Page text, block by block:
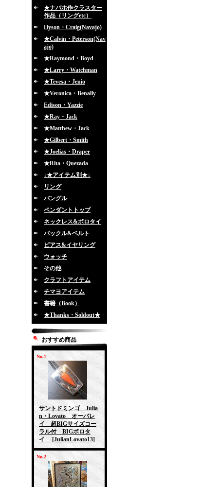
★ナバホ作クラスター
作品（リングetc）
Hyson・Craig(Navajo)
★Calvin・Peterson(Nav
ajo)
★Raymond・Boyd
★Larry・Watchman
★Tevesa・Jenio
★Veronica・Benally
Edison・Yazzie
★Ray・Jack
★Matthew・Jack
★Gilbert・Smith
★Joelias・Draper
★Rita・Quezada
↓★アイテム別★↓
リング
バングル
ペンダントトップ
ネックレス&ボロタイ
バックル&ベルト
ピアス&イヤリング
ウォッチ
その他
クラフトアイテム
チマヨアイテム
書籍（Book）
★Thanks・Soldout★
おすすめ商品
No.1
サントドミンゴ Julia
n・Lovato オーバレ
イ 超BIGサイズコー
ラル付 BIGボロタ
イ
[JulianLovato13]
No.2